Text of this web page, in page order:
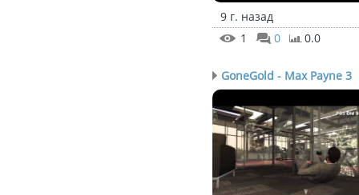
9 г. назад
1
0 0.0
GoneGold - Max Payne 3